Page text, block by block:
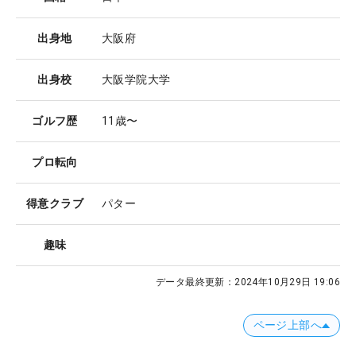
出身地 大阪府
出身校 大阪学院大学
ゴルフ歴 11歳〜
プロ転向
得意クラブ パター
趣味
データ最終更新：2024年10月29日 19:06
ページ上部へ